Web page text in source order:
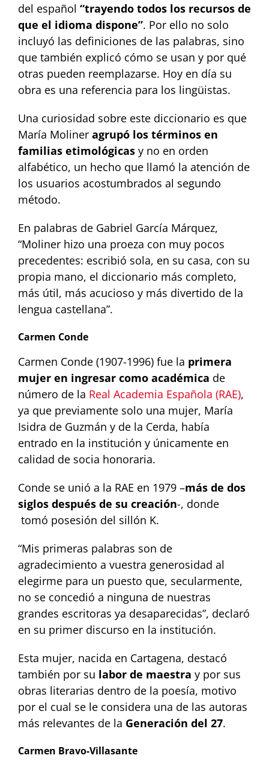
del español “trayendo todos los recursos de
que el idioma dispone”. Por ello no solo
incluyó las definiciones de las palabras, sino
que también explicó cómo se usan y por qué
otras pueden reemplazarse. Hoy en día su
obra es una referencia para los lingüistas.
Una curiosidad sobre este diccionario es que
María Moliner agrupó los términos en
familias etimológicas y no en orden
alfabético, un hecho que llamó la atención de
los usuarios acostumbrados al segundo
método.
En palabras de Gabriel García Márquez,
“Moliner hizo una proeza con muy pocos
precedentes: escribió sola, en su casa, con su
propia mano, el diccionario más completo,
más útil, más acucioso y más divertido de la
lengua castellana”.
Carmen Conde
Carmen Conde (1907-1996) fue la primera
mujer en ingresar como académica de
número de la Real Academia Española (RAE),
ya que previamente solo una mujer, María
Isidra de Guzmán y de la Cerda, había
entrado en la institución y únicamente en
calidad de socia honoraria.
Conde se unió a la RAE en 1979 –más de dos
siglos después de su creación-, donde
tomó posesión del sillón K.
“Mis primeras palabras son de
agradecimiento a vuestra generosidad al
elegirme para un puesto que, secularmente,
no se concedió a ninguna de nuestras
grandes escritoras ya desaparecidas”, declaró
en su primer discurso en la institución.
Esta mujer, nacida en Cartagena, destacó
también por su labor de maestra y por sus
obras literarias dentro de la poesía, motivo
por el cual se le considera una de las autoras
más relevantes de la Generación del 27.
Carmen Bravo-Villasante